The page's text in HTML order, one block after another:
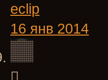
eclip
16 янв 2014